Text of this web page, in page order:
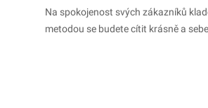
Na spokojenost svých zákazníků
metodou se budete cítit krásně a